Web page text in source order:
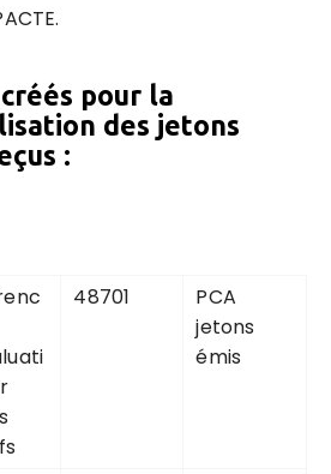
pour la
des jetons
:
48701
PCA
jetons
émis